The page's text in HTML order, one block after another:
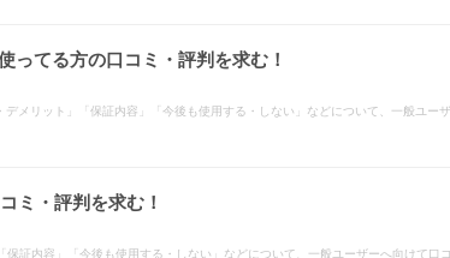
ってる方の口コミ・評判を求む！
メリット」「保証内容」「今後も使用する・しない」などについて、一般ユー
ミ・評判を求む！
証内容」「今後も使用する・しない」などについて、一般ユーザーへ向けて口